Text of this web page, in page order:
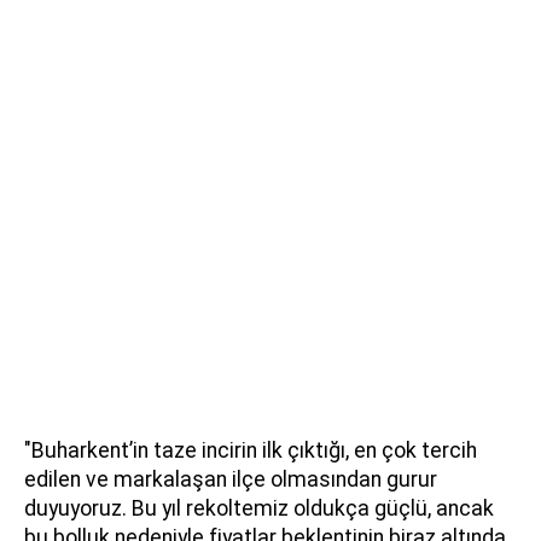
"Buharkent’in taze incirin ilk çıktığı, en çok tercih
edilen ve markalaşan ilçe olmasından gurur
duyuyoruz. Bu yıl rekoltemiz oldukça güçlü, ancak